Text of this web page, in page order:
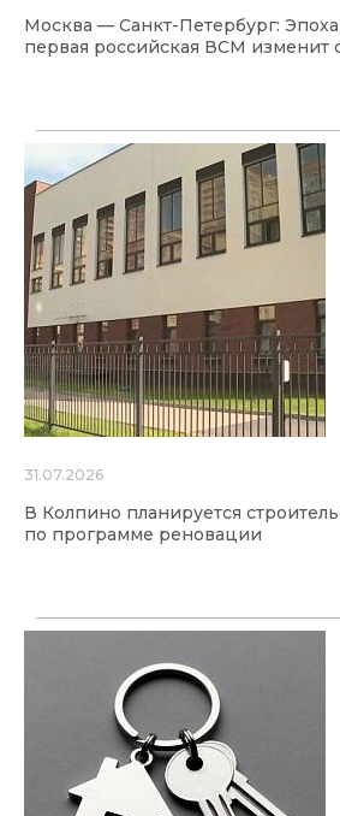
Москва — Санкт-Петербург: Эпоха
первая российская ВСМ изменит
31.07.2026
В Колпино планируется
по программе реновации